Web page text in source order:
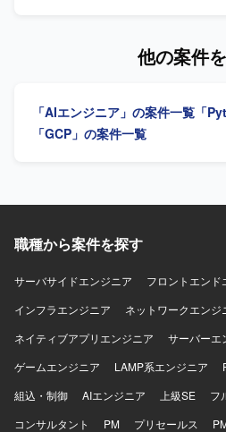
へのインパクトが大きい領域で、
環境、実験管理および運用フロー
ルを組み合わせた環境を想定して
インチューニングなど、その他有
物像】 業務固有ドメインの理解
デル構成やRAG構成を自ら提案し
方が望ましいです。 【ポジションの魅力】 オフライン環境
やRAG、ファインチューニングな
ルで活用しながら、要件定義から
連のプロセスに関わることができ
提としたモデル運用ノウハウを蓄
【開発環境】 Linuxサーバや
発していただきます。OpenAI
リ、RAG関連コンポーネントなど
他の案件
「AIエンジニア」の案件一覧 「
「GCP」の案件一覧
職種から案件を探す
サーバサイドエンジニア
フロントエンド
インフラエンジニア
ネットワークエンジ
ネイティブアプリエンジニア
サーバーエ
ゲームエンジニア
LAMP系エンジニア
組込・制御
AIエンジニア 上級SE
フ
コンサルタント
PM プリセールス